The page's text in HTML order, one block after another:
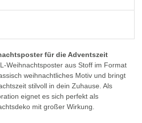
für die Adventszeit
Weihnachtsposter aus Stoff im Format
weihnachtliches Motiv und bringt
stilvoll in dein Zuhause. Als
eignet es sich perfekt als
mit großer Wirkung.